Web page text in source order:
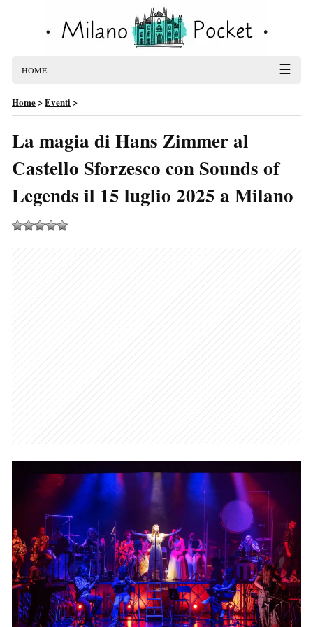
HOME ☰
Home>Eventi>
La magia di Hans Zimmer al
Castello Sforzesco con Sounds of
Legends il 15 luglio 2025 a Milano